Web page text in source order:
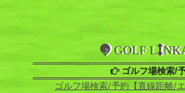
GOLF L
ゴルフ場検索/
ゴルフ場検索/予約【直線距離/